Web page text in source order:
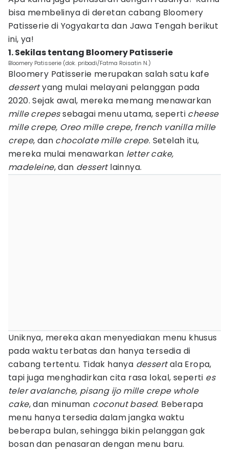
bisa membelinya di deretan cabang Bloomery
Patisserie di Yogyakarta dan Jawa Tengah berikut
ini, ya!
1. Sekilas tentang Bloomery Patisserie
Bloomery Patisserie (dok. pribadi/Fatma Roisatin N.)
Bloomery Patisserie merupakan salah satu kafe
dessertyang mulai melayani pelanggan pada
2020. Sejak awal, mereka memang menawarkan
mille crepessebagai menu utama, seperti cheese
mille crepe, Oreo mille crepe, french vanilla mille
crepe, dan chocolate mille crepe. Setelah itu,
mereka mulai menawarkan letter cake,
madeleine, dan dessertlainnya.
Uniknya, mereka akan menyediakan menu khusus
pada waktu terbatas dan hanya tersedia di
cabang tertentu. Tidak hanya dessertala Eropa,
tapi juga menghadirkan cita rasa lokal, seperti es
teler avalanche, pisang ijo mille crepe whole
cake, dan minuman coconut based. Beberapa
menu hanya tersedia dalam jangka waktu
beberapa bulan, sehingga bikin pelanggan gak
bosan dan penasaran dengan menu baru.